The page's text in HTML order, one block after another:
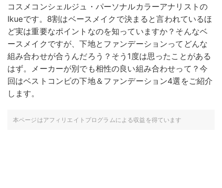
コスメコンシェルジュ・パーソナルカラーアナリストの
Ikueです。8割はベースメイクで決まると言われているほ
ど実は重要なポイントなのを知っていますか？そんなベ
ースメイクですが、下地とファンデーションってどんな
組み合わせが合うんだろう？そう1度は思ったことがある
はず。メーカーが別でも相性の良い組み合わせって？今
回はベストコンビの下地＆ファンデーション4選をご紹介
します。
本ページはアフィリエイトプログラムによる収益を得ています